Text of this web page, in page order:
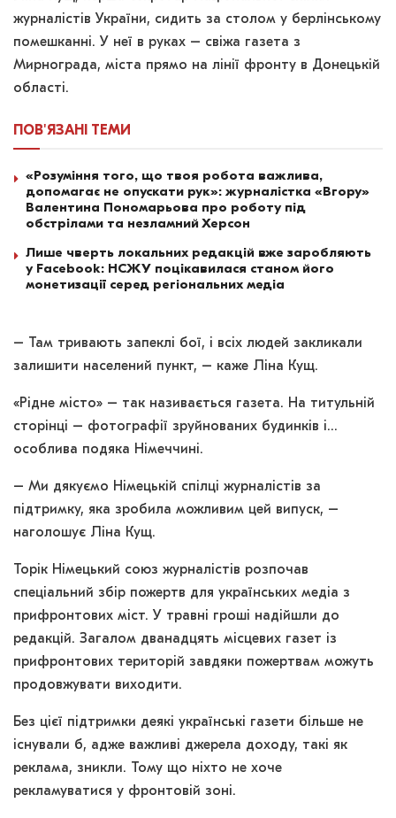
журналістів України, сидить за столом у берлінському
помешканні. У неї в руках – свіжа газета з
Мирнограда, міста прямо на лінії фронту в Донецькій
області.
ПОВ'ЯЗАНІ ТЕМИ
«Розуміння того, що твоя робота важлива,
допомагає не опускати рук»: журналістка «Вгору»
Валентина Пономарьова про роботу під
обстрілами та незламний Херсон
Лише чверть локальних редакцій вже заробляють
у Facebook: НСЖУ поцікавилася станом його
монетизації серед регіональних медіа
– Там тривають запеклі бої, і всіх людей закликали
залишити населений пункт, – каже Ліна Кущ.
«Рідне місто» – так називається газета. На титульній
сторінці – фотографії зруйнованих будинків і…
особлива подяка Німеччині.
– Ми дякуємо Німецькій спілці журналістів за
підтримку, яка зробила можливим цей випуск, –
наголошує Ліна Кущ.
Торік Німецький союз журналістів розпочав
спеціальний збір пожертв для українських медіа з
прифронтових міст. У травні гроші надійшли до
редакцій. Загалом дванадцять місцевих газет із
прифронтових територій завдяки пожертвам можуть
продовжувати виходити.
Без цієї підтримки деякі українські газети більше не
існували б, адже важливі джерела доходу, такі як
реклама, зникли. Тому що ніхто не хоче
рекламуватися у фронтовій зоні.